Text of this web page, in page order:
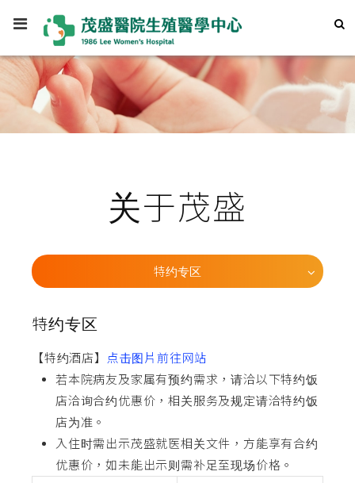
关于茂盛
特约专区
特约专区
【特约酒店】 点击图片前往网站
若本院病友及家属有预约需求，请洽以下特约饭
店洽询合约优惠价，相关服务及规定请洽特约饭
店为准。
入住时需出示茂盛就医相关文件，方能享有合约
优惠价，如未能出示则需补足至现场价格。